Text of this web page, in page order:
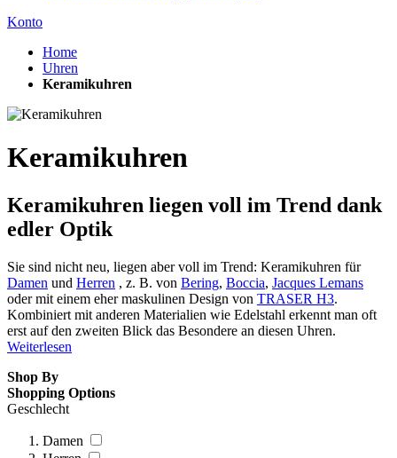
Konto
Home
Uhren
Keramikuhren
Keramikuhren
Keramikuhren liegen voll im Trend dank
edler Optik
Sie sind nicht neu, liegen aber voll im Trend: Keramikuhren für
Damen und Herren , z. B. von Bering, Boccia, Jacques Lemans
oder mit einem eher maskulinen Design von TRASER H3.
Kombiniert mit anderen Materialien wie Edelstahl erkennt man oft
erst auf den zweiten Blick das Besondere an diesen Uhren.
Weiterlesen
Shop By
Shopping Options
Geschlecht
Damen